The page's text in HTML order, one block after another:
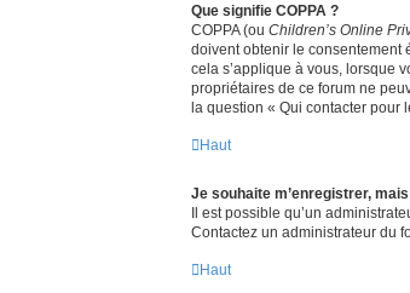
Que signifie COPPA ?
COPPA (ou Children’s Online
doivent obtenir le consentement
cela s’applique à vous, lorsque
propriétaires de ce forum ne
la question « Qui contacter pour
Haut
Je souhaite m’enregistrer,
Il est possible qu’un
Contactez un administrateur du
Haut